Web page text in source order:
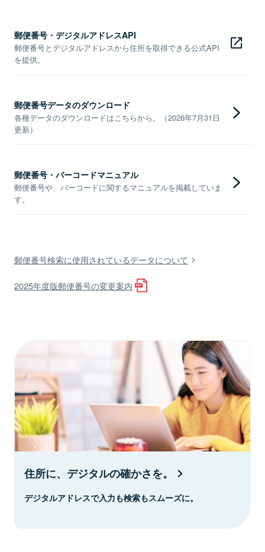
郵便番号・デジタルアドレスAPI
郵便番号とデジタルアドレスから住所を取得できる公式API
を提供。
郵便番号データのダウンロード
各種データのダウンロードはこちらから。（2026年7月31日
更新）
郵便番号・バーコードマニュアル
郵便番号や、バーコードに関するマニュアルを掲載していま
す。
郵便番号検索に使用されているデータについて
2025年度版郵便番号の変更案内
住所に、デジタルの確かさを。
デジタルアドレスで入力も検索もスムーズに。